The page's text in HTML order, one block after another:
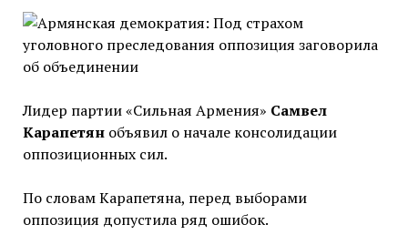
Лидер партии «Сильная Армения» Самвел
Карапетянобъявил о начале консолидации
оппозиционных сил.
По словам Карапетяна, перед выборами
оппозиция допустила ряд ошибок.